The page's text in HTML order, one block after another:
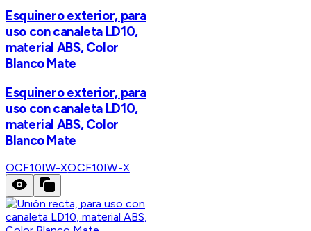
Esquinero exterior, para
uso con canaleta LD10,
material ABS, Color
Blanco Mate
Esquinero exterior, para
uso con canaleta LD10,
material ABS, Color
Blanco Mate
OCF10IW-XOCF10IW-X